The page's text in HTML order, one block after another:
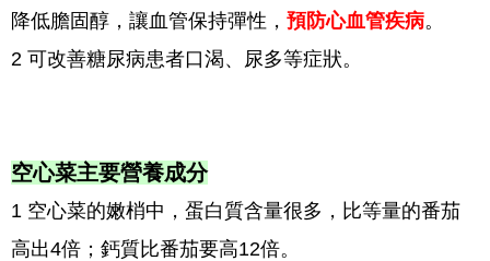
降低膽固醇，讓血管保持彈性， 預防心血管疾病。
2 可改善糖尿病患者口渴、尿多等症狀。
空心菜主要營養成分
1 空心菜的嫩梢中，蛋白質含量很多，比等量的番茄
高出4倍；鈣質比番茄要高12倍。